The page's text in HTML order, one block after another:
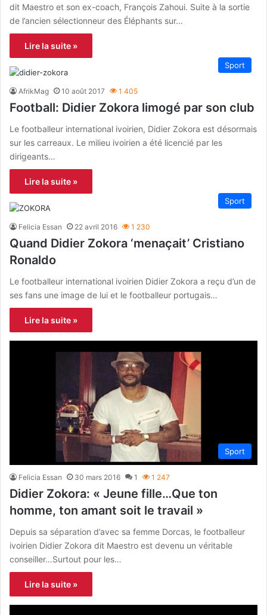
dit Maestro et son ex-coach, François Zahoui. Suite à la sortie
de l’ancien sélectionneur des Éléphants sur…
Lire la suite »
Sport
AfrikMag 10 août 2017 1 405
Football: Didier Zokora limogé par son club
Le footballeur international ivoirien, Didier Zokora est désormais
sur les carreaux. Le milieu ivoirien a été licencié par les
dirigeants…
Lire la suite »
Sport
Felicia Essan 22 avril 2016 1 230
Quand Didier Zokora ‘menaçait’ Cristiano
Ronaldo
Le footballeur international ivoirien Didier Zokora a reçu d’un de
ses fans une image de lui et le footballeur portugais…
Lire la suite »
Sport
Felicia Essan 30 mars 2016 1 1 247
Didier Zokora: « Jeune fille…Que ton
homme, ton amant soit le travail »
Depuis sa séparation d’avec sa femme Dorcas, le footballeur
ivoirien Didier Zokora dit Maestro est devenu un véritable
conseiller…Surtout pour les…
Lire la suite »